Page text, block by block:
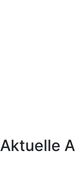
Aktuelle